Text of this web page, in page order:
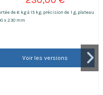
de 6 kg à 15 kg, précision de 1 g, plateau
x 230 mm
Voir les versions